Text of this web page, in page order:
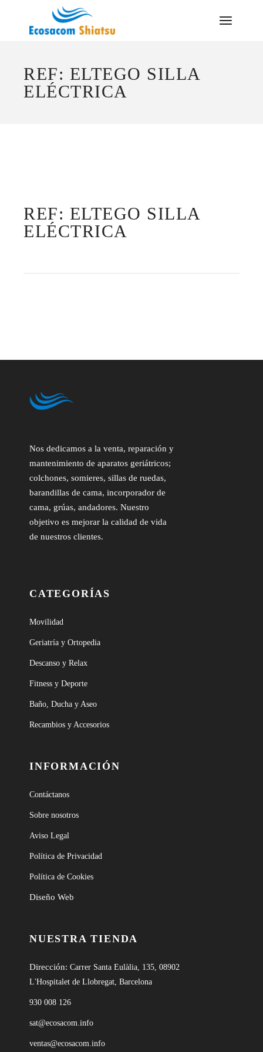
REF: ELTEGO SILLA
ELÉCTRICA
REF: ELTEGO SILLA
ELÉCTRICA
Nos dedicamos a la venta, reparación y
mantenimiento de aparatos geriátricos;
colchones, somieres, sillas de ruedas,
barandillas de cama, incorporador de
cama, grúas, andadores. Nuestro
objetivo es mejorar la calidad de vida
de nuestros clientes.
CATEGORÍAS
Movilidad
Geriatría y Ortopedia
Descanso y Relax
Fitness y Deporte
Baño, Ducha y Aseo
Recambios y Accesorios
INFORMACIÓN
Contáctanos
Sobre nosotros
Aviso Legal
Política de Privacidad
Política de Cookies
Diseño Web
NUESTRA TIENDA
Dirección: Carrer Santa Eulàlia, 135, 08902
L'Hospitalet de Llobregat, Barcelona
930 008 126
sat@ecosacom.info
ventas@ecosacom.info